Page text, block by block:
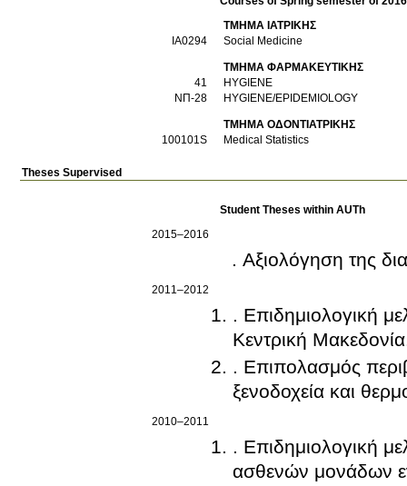
ΤΜΗΜΑ ΙΑΤΡΙΚΗΣ
ΙΑ0294
Social Medicine
ΤΜΗΜΑ ΦΑΡΜΑΚΕΥΤΙΚΗΣ
41
HYGIENE
ΝΠ-28
HYGIENE/EPIDEMIOLOGY
ΤΜΗΜΑ ΟΔΟΝΤΙΑΤΡΙΚΗΣ
100101S
Medical Statistics
Theses Supervised
Student Theses within AUTh
2015–2016
. Αξιολόγηση της
2011–2012
. Επιδημιολογική
Κεντρική
. Επιπολασμός
ξενοδοχεία και
2010–2011
. Επιδημιολογική
ασθενών μονάδων